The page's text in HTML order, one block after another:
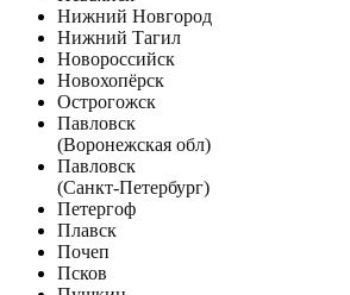
Нижний Новгород
Нижний Тагил
Новороссийск
Новохопёрск
Острогожск
Павловск
(Воронежская обл)
Павловск
(Санкт-Петербург)
Петергоф
Плавск
Почеп
Псков